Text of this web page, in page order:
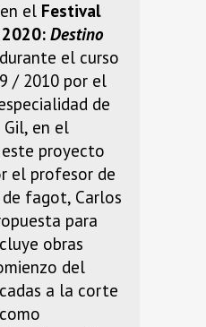
el Festival
Destino
el curso
/ 2010 por el
de
Gil, en el
proyecto
el profesor de
fagot, Carlos
para
obras
del
a la corte